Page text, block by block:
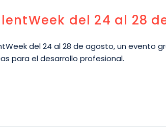
del 24 al 28
del 24 al 28 de agosto, un evento
para el desarrollo profesional.